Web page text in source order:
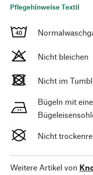
Pflegehinweise Textil
Nicht bleichen
Nicht im
Bügeln mit
Nicht
Weitere Artikel von